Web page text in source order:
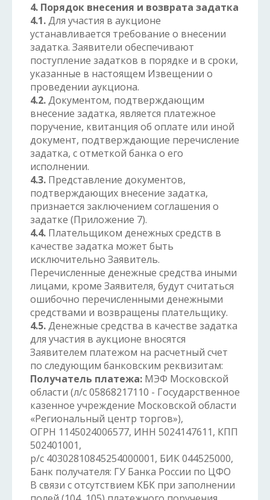
4. Порядок внесения и возврата задатка
4.1.Для участия в аукционе
устанавливается требование о внесении
задатка. Заявители обеспечивают
поступление задатков в порядке и в сроки,
указанные в настоящем Извещении о
проведении аукциона.
4.2.Документом, подтверждающим
внесение задатка, является платежное
поручение, квитанция об оплате или иной
документ, подтверждающие перечисление
задатка, с отметкой банка о его
исполнении.
4.3. Представление документов,
подтверждающих внесение задатка,
признается заключением соглашения о
задатке (Приложение 7).
4.4. Плательщиком денежных средств в
качестве задатка может быть
исключительно Заявитель.
Перечисленные денежные средства иными
лицами, кроме Заявителя, будут считаться
ошибочно перечисленными денежными
средствами и возвращены плательщику.
4.5.Денежные средства в качестве задатка
для участия в аукционе вносятся
Заявителем платежом на расчетный счет
по следующим банковским реквизитам:
Получатель платежа: МЭФ Московской
области (л/с 05868217110 - Государственное
казенное учреждение Московской области
«Региональный центр торгов»),
ОГРН 1145024006577, ИНН 5024147611, КПП
502401001,
р/с 40302810845254000001, БИК 044525000,
Банк получателя: ГУ Банка России по ЦФО
В связи с отсутствием КБК при заполнении